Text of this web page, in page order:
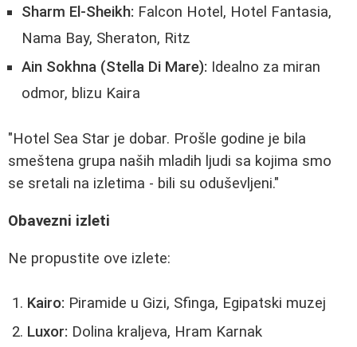
Sharm El-Sheikh: Falcon Hotel, Hotel Fantasia,
Nama Bay, Sheraton, Ritz
Ain Sokhna (Stella Di Mare): Idealno za miran
odmor, blizu Kaira
"Hotel Sea Star je dobar. Prošle godine je bila
smeštena grupa naših mladih ljudi sa kojima smo
se sretali na izletima - bili su oduševljeni."
Obavezni izleti
Ne propustite ove izlete:
Kairo: Piramide u Gizi, Sfinga, Egipatski muzej
Luxor: Dolina kraljeva, Hram Karnak